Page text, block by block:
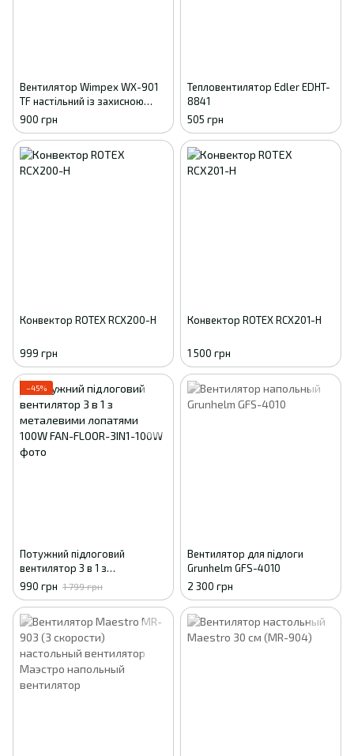
Вентилятор Wimpex WX-901
TF настільний із захисною
решіткою та підставкою
900 грн
Тепловентилятор Edler EDHT-
8841
505 грн
Конвектор ROTEX RCX200-H
999 грн
Конвектор ROTEX RCX201-H
1 500 грн
−45%
Потужний підлоговий
вентилятор 3 в 1 з
металевими лопатями 100W
990 грн 1 799 грн
Вентилятор для підлоги
Grunhelm GFS-4010
2 300 грн